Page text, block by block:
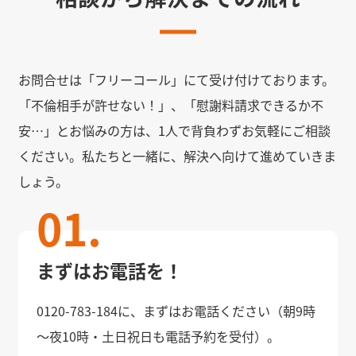
お問合せは「フリーコール」にて受け付けております。
「不倫相手が許せない！」、「慰謝料請求できるか不
安…」とお悩みの方は、1人で背負わずお気軽にご相談
ください。私たちと一緒に、解決へ向けて進めていきま
しょう。
まずはお電話を！
0120-783-184に、まずはお電話ください（朝9時
～夜10時・土日祝日も電話予約を受付）。